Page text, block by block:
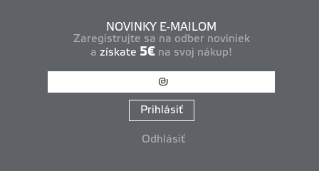
NOVINKY E-MAILOM
Zaregistrujte sa na odber noviniek
a získate 5€ na svoj nákup!
Prihlásiť
Odhlásiť